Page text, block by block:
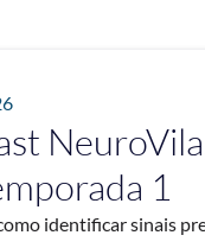
1
identificar sinais